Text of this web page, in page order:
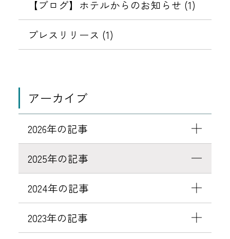
ル
お
【ブログ】ホテルからのお知らせ (1)
プレスリリース (1)
アーカイブ
2026年の記事
2025年の記事
2024年の記事
2023年の記事